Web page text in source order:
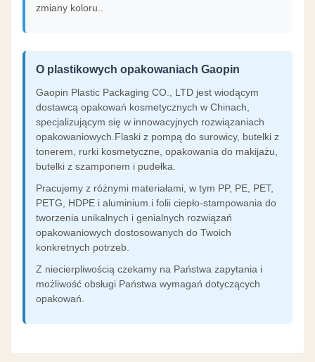
zmiany koloru..
O plastikowych opakowaniach Gaopin
Gaopin Plastic Packaging CO., LTD jest wiodącym
dostawcą opakowań kosmetycznych w Chinach,
specjalizującym się w innowacyjnych rozwiązaniach
opakowaniowych.Flaski z pompą do surowicy, butelki z
tonerem, rurki kosmetyczne, opakowania do makijażu,
butelki z szamponem i pudełka.
Pracujemy z różnymi materiałami, w tym PP, PE, PET,
PETG, HDPE i aluminium.i folii ciepło-stampowania do
tworzenia unikalnych i genialnych rozwiązań
opakowaniowych dostosowanych do Twoich
konkretnych potrzeb.
Z niecierpliwością czekamy na Państwa zapytania i
możliwość obsługi Państwa wymagań dotyczących
opakowań.